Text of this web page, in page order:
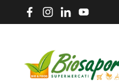
Passa ai contenuti
Facebook
Instagram
LinkedInYouTube